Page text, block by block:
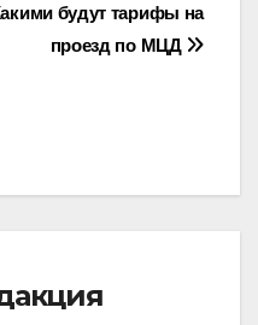
будут тарифы на
проезд по МЦД